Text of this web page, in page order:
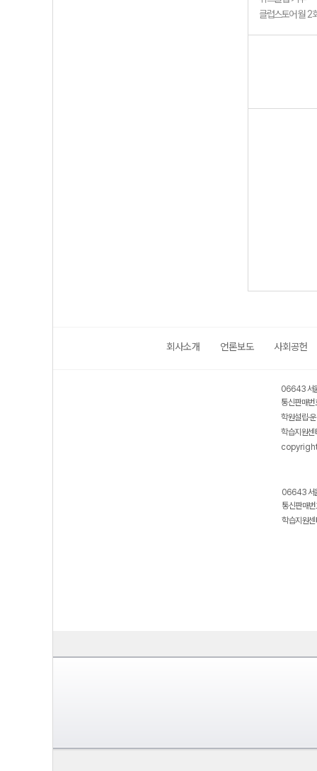
클럽스토어 월 2
회사소개 언론보도 사회공헌
06643 서
통신판매
학원설립·
학습지원
06643 서
통신판매
학습지원